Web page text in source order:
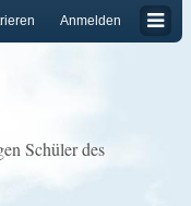
Anmelden
Schüler des